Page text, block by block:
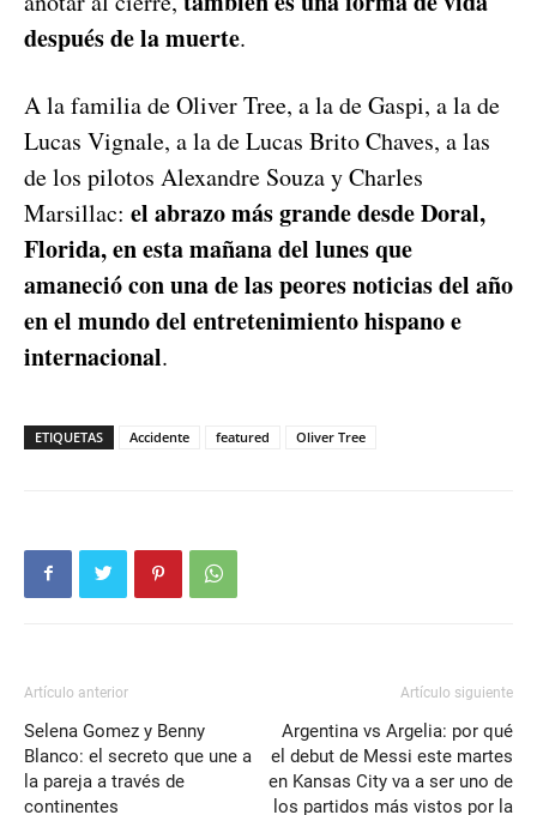
después de la muerte.
A la familia de Oliver Tree, a la de Gaspi, a la de
Lucas Vignale, a la de Lucas Brito Chaves, a las
de los pilotos Alexandre Souza y Charles
Marsillac: el abrazo más grande desde Doral,
Florida, en esta mañana del lunes que
amaneció con una de las peores noticias del año
en el mundo del entretenimiento hispano e
internacional.
ETIQUETAS Accidente featured Oliver Tree
Artículo anterior
Selena Gomez y Benny
Blanco: el secreto que une a
la pareja a través de
continentes
Artículo siguiente
Argentina vs Argelia: por qué
el debut de Messi este martes
en Kansas City va a ser uno de
los partidos más vistos por la